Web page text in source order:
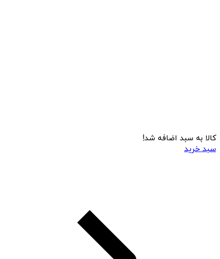
کالا به سبد اضافه شد!
سبد خرید